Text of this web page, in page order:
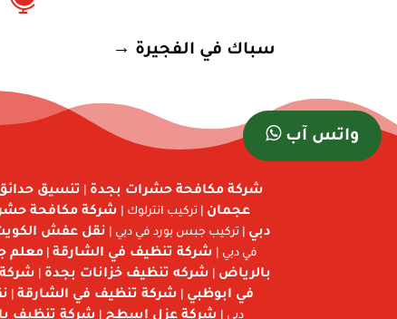
سباك في الفجيرة →
واتس آب
شركة مكافحة حشرات بجدة تنسيق
عجمان | تركيب انترلوك | شركة مكافحة
دبي | تركيب جبس بورد في دبي | نقل عفش
في دبي |
شركة تنظيف في الشارقة |معلم
بالرياض
شركه تنظيف خزانات بجدة
في ابوظبي
شركة تنظيف في الشارقة|
دبي |